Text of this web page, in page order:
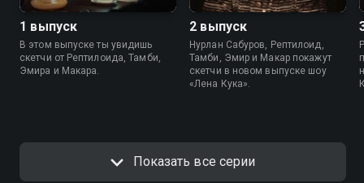
1 выпуск
В этом выпуске ты увидишь
скетчи от Рептилоида, Тамби,
Эмира и Макара.
2 выпуск
Нурлан Сабуров, Рептилоид,
Тамби, Эмир и Макар покажут
скетчи в новом выпуске шоу
«Лена Кука».
Показать все серии